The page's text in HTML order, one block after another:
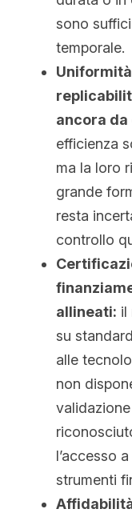
sono
temporale.
ancora
efficienza
ma la loro
grande
resta
controllo
allineati: il
su
alle
non
l’accesso
strumenti